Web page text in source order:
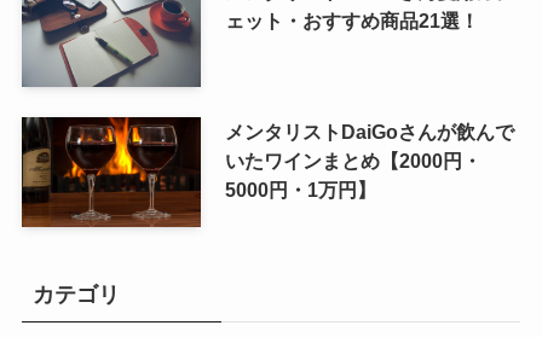
ェット・おすすめ商品21選！
メンタリストDaiGoさんが飲んで
いたワインまとめ【2000円・
5000円・1万円】
カテゴリ